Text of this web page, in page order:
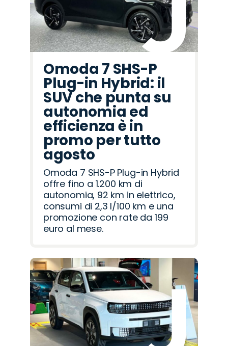
Omoda 7 SHS-P
Plug-in Hybrid: il
SUV che punta su
autonomia ed
efficienza è in
promo per tutto
agosto
Omoda 7 SHS-P Plug-in Hybrid
offre fino a 1.200 km di
autonomia, 92 km in elettrico,
consumi di 2,3 l/100 km e una
promozione con rate da 199
euro al mese.